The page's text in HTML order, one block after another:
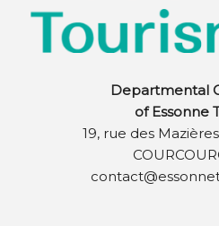
Departmental
of Essonne
19, rue des